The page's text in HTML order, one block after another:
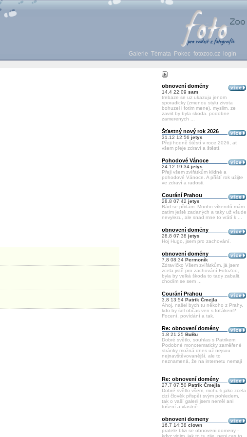
Galerie Témata Pokec fotozoo.cz login
obnovení domény
14.4 22:09 sam
trebaze se uz ukazuju jenom
sporadicky (zmenou stylu zivota
bohuzel i fotim mene), myslim, ze
zavrit by byla skoda. podobne
zamerenych ...
Šťastný nový rok 2026
31.12 12:56 jetys
Přeji hodně štěstí v roce 2026, ať
všem přeje zdraví a štěstí.
Pohodové Vánoce
24.12 19:34 jetys
Přeji všem zvířátkům klidné a
pohodové Vánoce. A příští rok užijte
ve zdraví a radosti.
Courání Prahou
28.8 07:42 jetys
Rád se přidám. Mnoho víkendů mám
zatím ještě zadaných a taky už všude
nevylezu, ale snad mne to vrátí k ...
obnovení domény
28.8 07:38 jetys
Hoj Hugo, jsem pro zachování.
obnovení domény
7.8 08:34 Permoník
Zdravíčko Všem zvířátkům, já jsem
zcela jistě pro zachování FotoZoo,
byla by velká škoda to tady zabalit,
chodím se sem ...
Courání Prahou
3.8 13:54 Patrik Čmejla
Ahoj, našel bych tu někoho z Prahy,
kdo by šel občas ven s foťákem?
Focení, povídání a tak.
Re: obnovení domény
1.8 21:25 BuBu
Dobré světlo, souhlas s Patrikem.
Podobné monotematicky zaměřené
stránky možná dnes už nejsou
nejnavštěvovanější, ale to
neznamená, že na internetu nemají
Re: obnovení domény
27.7 07:50 Patrik Čmejla
Dobré světlo všem, mohu-li jako zcela
cizí člověk přispět svým pohledem,
tak o vaší galerii jsem neměl ani
tušení a vlastně ...
obnoveni domeny
16.7 14:38 clown
pratele blizi se obnoveni domeny -
kdyz vidim, jak to tu zije, neni cas to